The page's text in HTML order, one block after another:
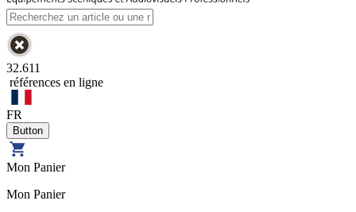
32.611
références en ligne
FR
Mon Panier
Mon Panier